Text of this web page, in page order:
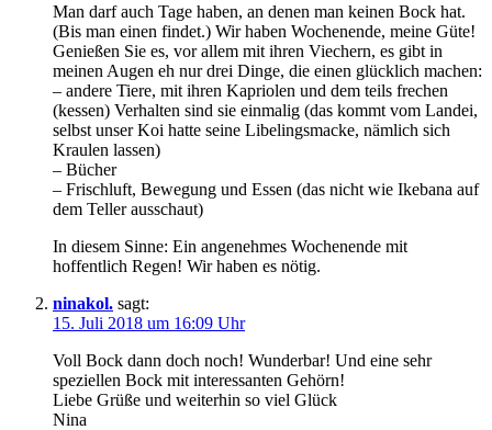
Man darf auch Tage haben, an denen man keinen Bock hat.
(Bis man einen findet.) Wir haben Wochenende, meine Güte!
Genießen Sie es, vor allem mit ihren Viechern, es gibt in
meinen Augen eh nur drei Dinge, die einen glücklich machen:
– andere Tiere, mit ihren Kapriolen und dem teils frechen
(kessen) Verhalten sind sie einmalig (das kommt vom Landei,
selbst unser Koi hatte seine Libelingsmacke, nämlich sich
Kraulen lassen)
– Bücher
– Frischluft, Bewegung und Essen (das nicht wie Ikebana auf
dem Teller ausschaut)
In diesem Sinne: Ein angenehmes Wochenende mit
hoffentlich Regen! Wir haben es nötig.
ninakol. sagt:
15. Juli 2018 um 16:09 Uhr
Voll Bock dann doch noch! Wunderbar! Und eine sehr
speziellen Bock mit interessanten Gehörn!
Liebe Grüße und weiterhin so viel Glück
Nina